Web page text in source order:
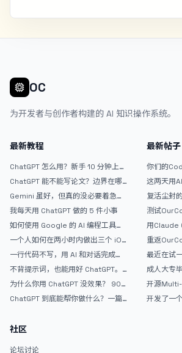
OC
为开发者与创作者构建的 AI 知识操作系统。
最新教程
ChatGPT 怎么用？新手 10 分钟上手
ChatGPT 能不能写论文？边界在哪
Gemini 虽好，但真的没必要着急放
弃 ChatGPT
我每天用 ChatGPT 做的 5 件小事
如何使用 Google 的 AI 编程工具
AntiGravity：独立开发者的新时代
武器
一个人如何在两小时内做出三个 iOS
APP？｜AntiGravity + Gemini 3 实
战完整记录
一行代码不写，用 AI 和对话完成一
个完整网站：《图书天堂》实战记录
不背提示词，也能用好 ChatGPT。
一个万能提问模板
为什么你用 ChatGPT 没效果？ 90%
的人第一步就问错了
ChatGPT 到底能帮你做什么？一篇
最新帖子
你们的
戒断反应
这两天用
论坛精华区
复活尘封
测试
用Claude
的爽，但
重返
最近在试
效果挺不错
成人大专
考软件设
谢谢！
开源
aevatar.ai
开发了一
社区
论坛讨论